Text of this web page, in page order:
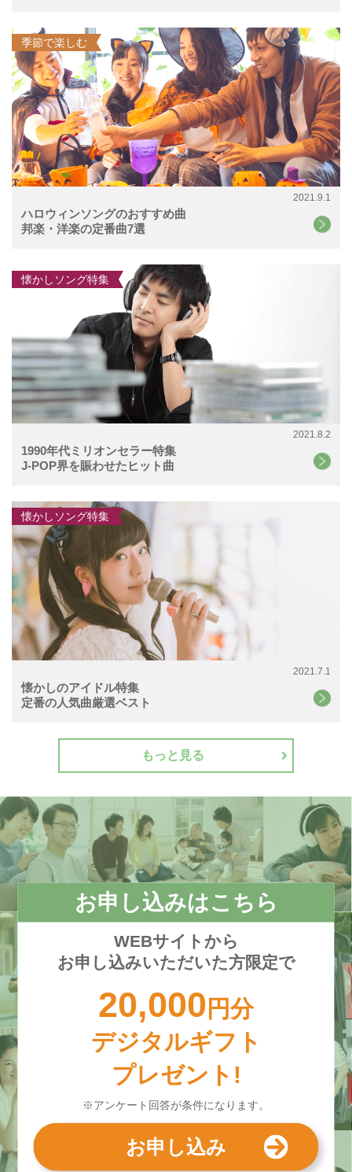
2021.9.1
ハロウィンソングのおすすめ曲
邦楽・洋楽の定番曲7選
季節で楽しむ
2021.8.2
1990年代ミリオンセラー特集
J-POP界を賑わせたヒット曲
懐かしソング特集
2021.7.1
懐かしのアイドル特集
定番の人気曲厳選ベスト
懐かしソング特集
もっと見る
お申し込みはこちら
WEBサイトから
お申し込みいただいた方限定で
20,000 円分
デジタルギフト
プレゼント!
※アンケート回答が条件になります。
お申し込み